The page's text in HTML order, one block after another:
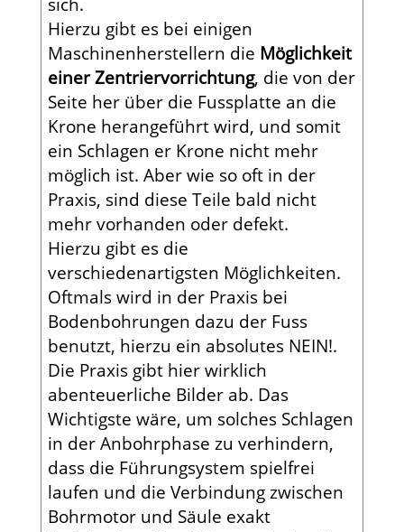
Hierzu gibt es bei einigen
Maschinenherstellern die Möglichkeit
einer Zentriervorrichtung, die von der
Seite her über die Fussplatte an die
Krone herangeführt wird, und somit
ein Schlagen er Krone nicht mehr
möglich ist. Aber wie so oft in der
Praxis, sind diese Teile bald nicht
mehr vorhanden oder defekt.
Hierzu gibt es die
verschiedenartigsten Möglichkeiten.
Oftmals wird in der Praxis bei
Bodenbohrungen dazu der Fuss
benutzt, hierzu ein absolutes NEIN!.
Die Praxis gibt hier wirklich
abenteuerliche Bilder ab. Das
Wichtigste wäre, um solches Schlagen
in der Anbohrphase zu verhindern,
dass die Führungsystem spielfrei
laufen und die Verbindung zwischen
Bohrmotor und Säule exakt